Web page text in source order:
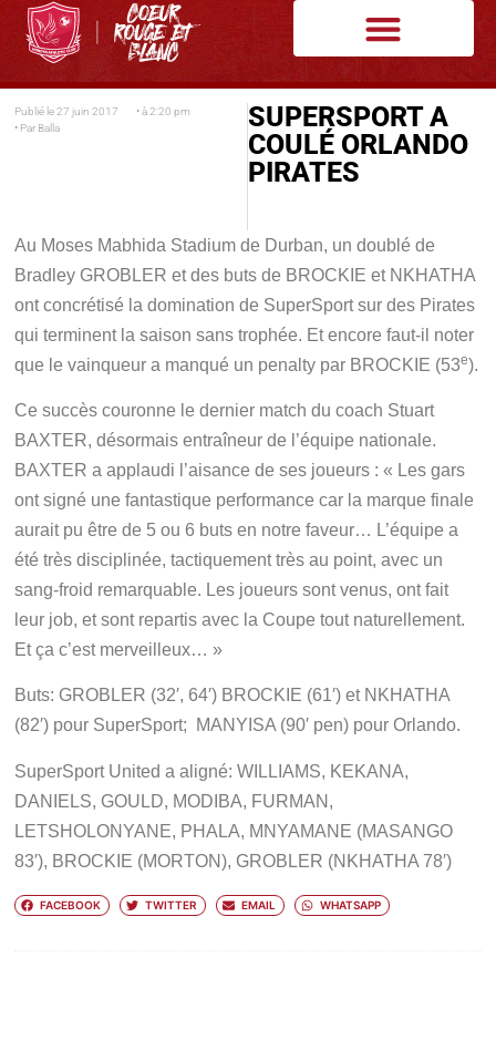
Publié le 27 juin 2017 • à 2:20 pm
• Par Balla
SUPERSPORT A
COULÉ ORLANDO
PIRATES
Au Moses Mabhida Stadium de Durban, un doublé de
Bradley GROBLER et des buts de BROCKIE et NKHATHA
ont concrétisé la domination de SuperSport sur des Pirates
qui terminent la saison sans trophée. Et encore faut-il noter
que le vainqueur a manqué un penalty par BROCKIE (53e).
Ce succès couronne le dernier match du coach Stuart
BAXTER, désormais entraîneur de l’équipe nationale.
BAXTER a applaudi l’aisance de ses joueurs : « Les gars
ont signé une fantastique performance car la marque finale
aurait pu être de 5 ou 6 buts en notre faveur… L’équipe a
été très disciplinée, tactiquement très au point, avec un
sang-froid remarquable. Les joueurs sont venus, ont fait
leur job, et sont repartis avec la Coupe tout naturellement.
Et ça c’est merveilleux… »
Buts: GROBLER (32′, 64′) BROCKIE (61′) et NKHATHA
(82′) pour SuperSport; MANYISA (90′ pen) pour Orlando.
SuperSport United a aligné: WILLIAMS, KEKANA,
DANIELS, GOULD, MODIBA, FURMAN,
LETSHOLONYANE, PHALA, MNYAMANE (MASANGO
83′), BROCKIE (MORTON), GROBLER (NKHATHA 78′)
FACEBOOK TWITTER EMAIL WHATSAPP